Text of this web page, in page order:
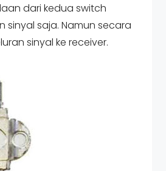
dari kedua switch
saja. Namun secara
sinyal ke receiver.